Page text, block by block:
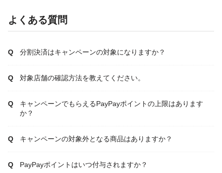
よくある質問
分割決済はキャンペーンの対象になりますか？
対象店舗の確認方法を教えてください。
キャンペーンでもらえるPayPayポイントの上限はあります
か？
キャンペーンの対象外となる商品はありますか？
PayPayポイントはいつ付与されますか？